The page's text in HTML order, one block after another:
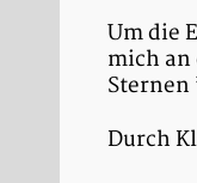
Um die
mich
Durch